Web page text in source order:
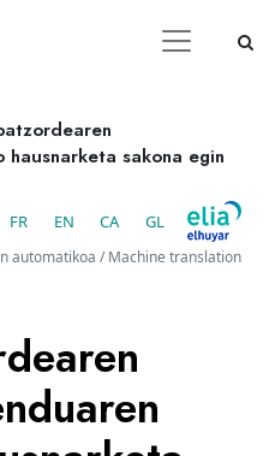
sakona egin
FR EN CA GL
automatikoa / Machine translation